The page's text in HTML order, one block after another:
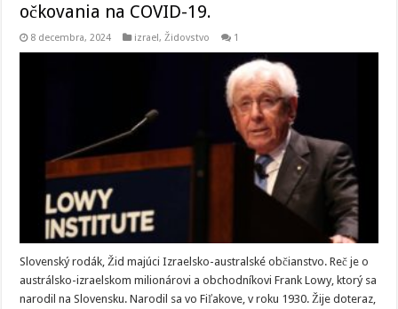
očkovania na COVID-19.
8 decembra, 2024 izrael,Židovstvo 1
Slovenský rodák, Žid majúci Izraelsko-australské občianstvo. Reč je o
austrálsko-izraelskom milionárovi a obchodníkovi Frank Lowy, ktorý sa
narodil na Slovensku. Narodil sa vo Fiľakove, v roku 1930. Žije doteraz,